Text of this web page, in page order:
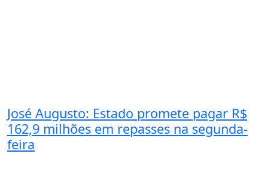
José Augusto: Estado promete pagar R$
162,9 milhões em repasses na segunda-
feira